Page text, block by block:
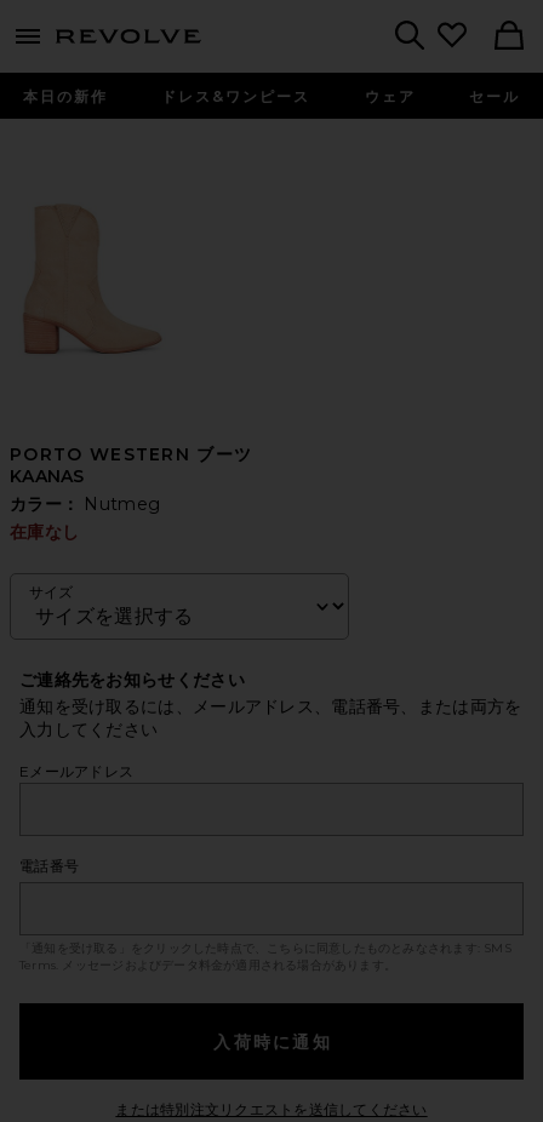
menu - shows more content
本日の新作 ドレス&ワンピース ウェア セール
PORTO WESTERN ブーツ
KAANAS
カラー： Nutmeg
在庫なし
サイズ
ご連絡先をお知らせください
通知を受け取るには、メールアドレス、電話番号、または両方を
入力してください
Eメールアドレス
電話番号
「通知を受け取る」をクリックした時点で、こちらに同意したものとみなされます:
SMS
Terms
. メッセージおよびデータ料金が適用される場合があります。
入荷時に通知
または特別注文リクエストを送信してください